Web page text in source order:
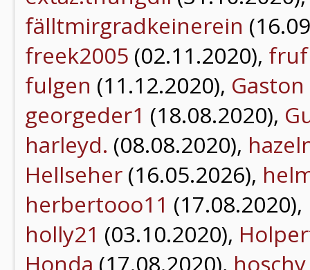
fälltmirgradkeinerein
freek2005 (02.11.2020),
fulgen (11.12.2020), Gaston
georgeder1 (18.08.2020),
harleyd. (08.08.2020),
Hellseher (16.05.2026),
herbertooo11 (17.08.2020),
holly21 (03.10.2020),
Honda (17.08.2020), hoschy